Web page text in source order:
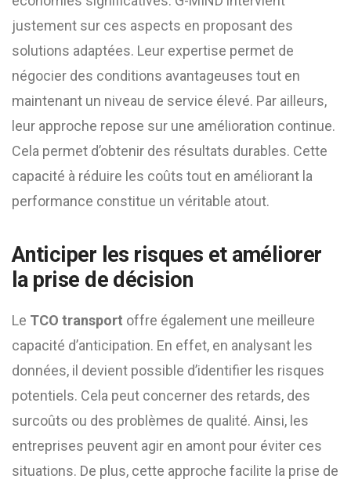
justement sur ces aspects en proposant des
solutions adaptées. Leur expertise permet de
négocier des conditions avantageuses tout en
maintenant un niveau de service élevé. Par ailleurs,
leur approche repose sur une amélioration continue.
Cela permet d’obtenir des résultats durables. Cette
capacité à réduire les coûts tout en améliorant la
performance constitue un véritable atout.
Anticiper les risques et améliorer
la prise de décision
Le TCO transport offre également une meilleure
capacité d’anticipation. En effet, en analysant les
données, il devient possible d’identifier les risques
potentiels. Cela peut concerner des retards, des
surcoûts ou des problèmes de qualité. Ainsi, les
entreprises peuvent agir en amont pour éviter ces
situations. De plus, cette approche facilite la prise de